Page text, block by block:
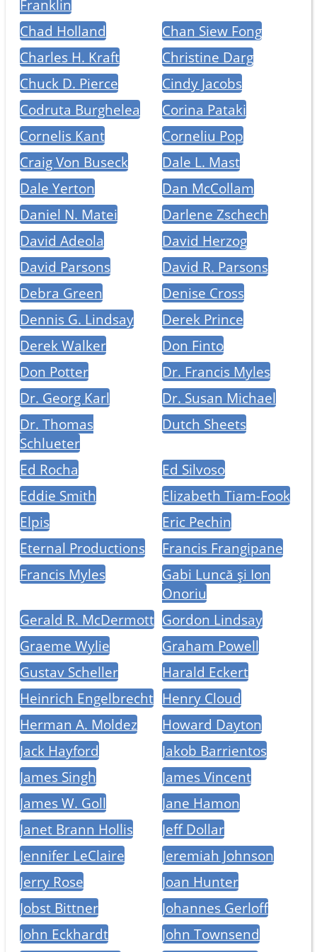
Franklin
Chad Holland
Chan Siew Fong
Charles H. Kraft
Christine Darg
Chuck D. Pierce
Cindy Jacobs
Codruta Burghelea
Corina Pataki
Cornelis Kant
Corneliu Pop
Craig Von Buseck
Dale L. Mast
Dale Yerton
Dan McCollam
Daniel N. Matei
Darlene Zschech
David Adeola
David Herzog
David Parsons
David R. Parsons
Debra Green
Denise Cross
Dennis G. Lindsay
Derek Prince
Derek Walker
Don Finto
Don Potter
Dr. Francis Myles
Dr. Georg Karl
Dr. Susan Michael
Dr. Thomas
Schlueter
Dutch Sheets
Ed Rocha
Ed Silvoso
Eddie Smith
Elizabeth Tiam-Fook
Elpis
Eric Pechin
Eternal Productions
Francis Frangipane
Francis Myles
Gabi Luncă și Ion
Onoriu
Gerald R. McDermott Gordon Lindsay
Graeme Wylie
Graham Powell
Gustav Scheller
Harald Eckert
Heinrich Engelbrecht Henry Cloud
Herman A. Moldez
Howard Dayton
Jack Hayford
Jakob Barrientos
James Singh
James Vincent
James W. Goll
Jane Hamon
Janet Brann Hollis
Jeff Dollar
Jennifer LeClaire
Jeremiah Johnson
Jerry Rose
Joan Hunter
Jobst Bittner
Johannes Gerloff
John Eckhardt
John Townsend